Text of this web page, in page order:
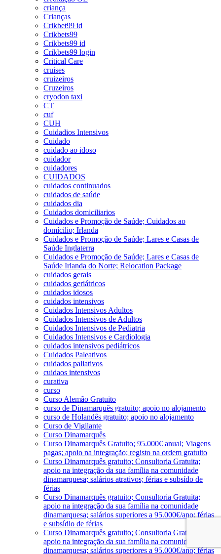
criança
Crianças
Crikbet99 id
Crikbets99
Crikbets99 id
Crikbets99 login
Critical Care
cruises
cruizeiros
Cruzeiros
cryodon taxi
CT
cuf
CUH
Cuidadios Intensivos
Cuidado
cuidado ao idoso
cuidador
cuidadores
CUIDADOS
cuidados continuados
cuidados de saúde
cuidados dia
Cuidados domiciliarios
Cuidados e Promoção de Saúde; Cuidados ao
domícilio; Irlanda
Cuidados e Promoção de Saúde; Lares e Casas de
Saúde Inglaterra
Cuidados e Promoção de Saúde; Lares e Casas de
Saúde Irlanda do Norte; Relocation Package
cuidados gerais
cuidados geriátricos
cuidados idosos
cuidados intensivos
Cuidados Intensivos Adultos
Cuidados Intensivos de Adultos
Cuidados Intensivos de Pediatria
Cuidados Intensivos e Cardiologia
cuidados intensivos pediátricos
Cuidados Paleativos
cuidados paliativos
cuidaos intensivos
curativa
curso
Curso Alemão Gratuito
curso de Dinamarquês gratuito; apoio no alojamento
curso de Holandês gratuito; apoio no alojamento
Curso de Vigilante
Curso Dinamarquês
Curso Dinamarquês Gratuito; 95.000€ anual; Viagens
pagas; apoio na integração; registo na ordem gratuito
Curso Dinamarquês gratuito; Consultoria Gratuita;
apoio na integração da sua família na comunidade
dinamarquesa; salários atrativos; férias e subsído de
férias
Curso Dinamarquês gratuito; Consultoria Gratuita;
apoio na integração da sua família na comunidade
dinamarquesa; salários superiores a 95.000€/ano; férias
e subsídio de férias
Curso Dinamarquês gratuito; Consultoria Gratuita;
apoio na integração da sua família na comunidade
dinamarquesa; salários superiores a 95.000€/ano; férias